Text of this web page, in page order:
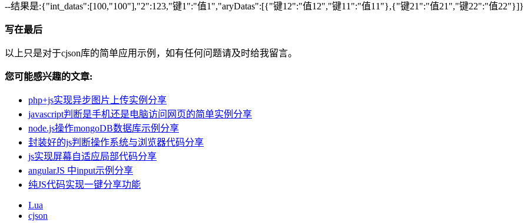
--结果是:{"int_datas":[100,"100"],"2":123,"键1":"值1","aryDatas":[{"键12":"值12","键11":"值11"},{"键21":"值21","键22":"值22"}]}
写在最后
以上只是对于cjson库的简单应用示例，如有任何问题请及时给我留言。
您可能感兴趣的文章:
php+js实现异步图片上传实例分享
javascript判断是手机还是电脑访问网页的简单实例分享
node.js操作mongoDB数据库示例分享
封装好的js判断操作系统与浏览器代码分享
js实现屏幕自适应局部代码分享
angularJS 中input示例分享
纯JS代码实现一键分享功能
Lua
cjson